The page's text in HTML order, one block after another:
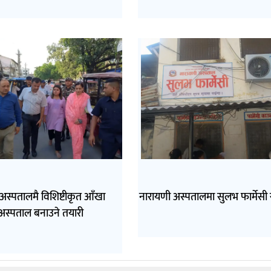
विशिष्टीकृत आँखा
बनाउने तयारी
नारायणी अस्पतालमा सुलभ फार्मेसी